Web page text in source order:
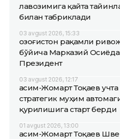
лавозимига қайта
билан табриклади
03 avgust 2026, 15:33
Қозоғистон рақамли
бўйича Марказий
Президент
03 avgust 2026, 12:17
Қасим-Жомарт Тоқаев учта
стратегик муҳим
қурилишига старт берди
01 avgust 2026, 13:00
Қасим-Жомарт Тоқаев